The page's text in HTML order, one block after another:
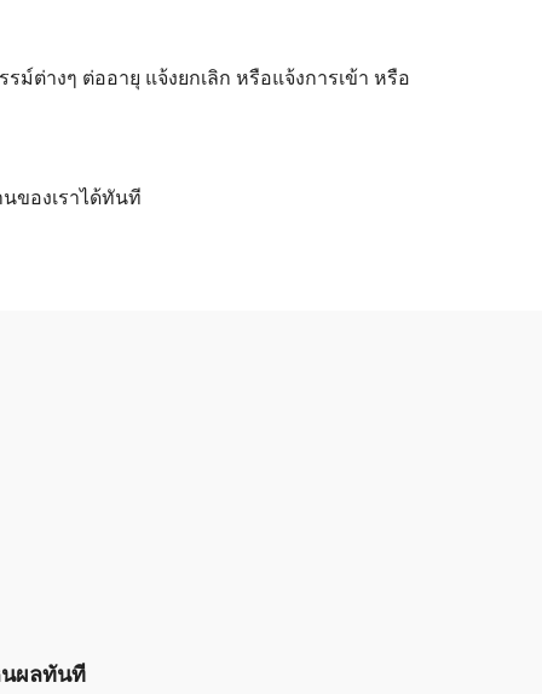
ม์ต่างๆ ต่ออายุ แจ้งยกเลิก หรือแจ้งการเข้า หรือ
ของเราได้ทันที
นผลทันที